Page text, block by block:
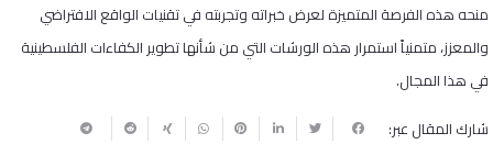
منحه هذه الفرصة المتميزة لعرض خبراته وتجربته في تقنيات الواقع الافتراضي
والمعزز، متمنياً استمرار هذه الورشات التي من شأنها تطوير الكفاءات الفلسطينية
في هذا المجال.
شارك المقال عبر: